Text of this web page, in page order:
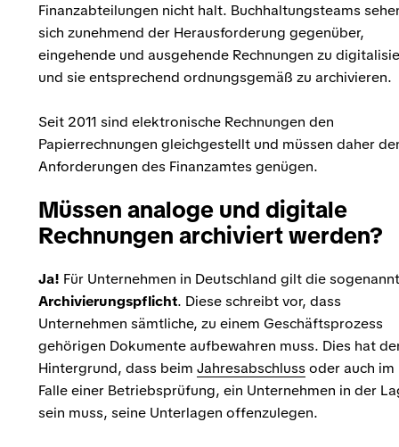
Finanzabteilungen nicht halt. Buchhaltungsteams
sich zunehmend der Herausforderung gegenüber,
eingehende und ausgehende Rechnungen zu
und sie entsprechend ordnungsgemäß zu archivieren.
Seit 2011 sind elektronische Rechnungen den
Papierrechnungen gleichgestellt und müssen daher
Anforderungen des Finanzamtes genügen.
Müssen analoge und digitale
Rechnungen archiviert werden?
Ja! Für Unternehmen in Deutschland gilt die
Archivierungspflicht. Diese schreibt vor, dass
Unternehmen sämtliche, zu einem Geschäftsprozess
gehörigen Dokumente aufbewahren muss. Dies hat
Hintergrund, dass beim Jahresabschluss oder auch im
Falle einer Betriebsprüfung, ein Unternehmen in der
sein muss, seine Unterlagen offenzulegen.